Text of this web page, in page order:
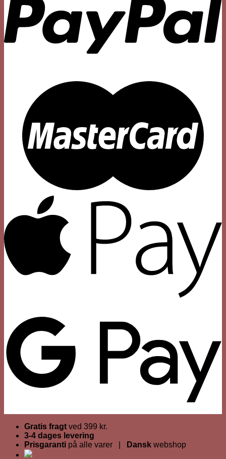
Gratis fragt ved 399 kr.
3-4 dages levering
Prisgaranti på alle varer | Dansk webshop